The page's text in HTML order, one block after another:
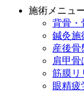
施術メニュ
背骨・
鍼灸施
産後骨
肩甲骨
筋膜リ
眼精疲